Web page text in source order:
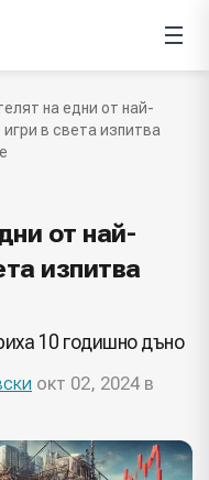
на едни от най-
в света изпитва
от най-
изпитва
10 годишно дъно
окт 02, 2024 в